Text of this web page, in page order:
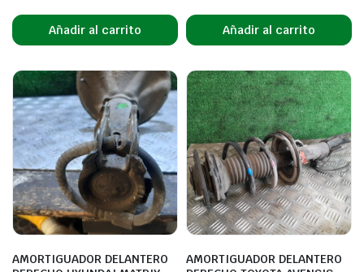
Añadir al carrito Añadir al carrito
AMORTIGUADOR DELANTERO
AMORTIGUADOR DELANTERO